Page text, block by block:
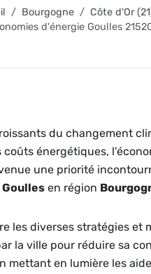
Bourgogne
Côte d'Or
d'énergie Goulles
du changement
coûts énergétiques,
une priorité
Goulles en région
les diverses stratégies et
la ville pour réduire sa
mettant en lumière les